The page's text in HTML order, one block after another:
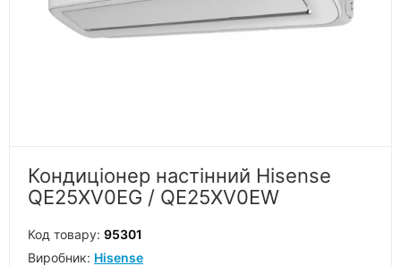
Кондиціонер настінний Hisense
QE25XV0EG / QE25XV0EW
Код товару: 95301
Виробник: Hisense